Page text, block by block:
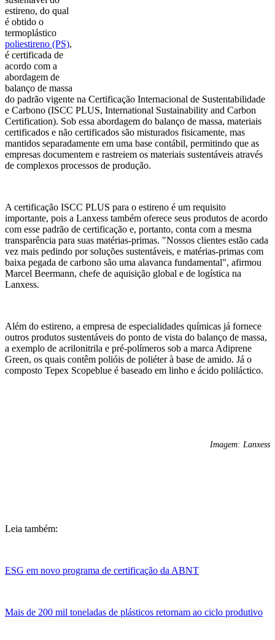
estireno, do qual
é obtido o
termoplástico
poliestireno (PS),
é certificada de
acordo com a
abordagem de
balanço de massa
do padrão vigente na Certificação Internacional de Sustentabilidade
e Carbono (ISCC PLUS, International Sustainability and Carbon
Certification). Sob essa abordagem do balanço de massa, materiais
certificados e não certificados são misturados fisicamente, mas
mantidos separadamente em uma base contábil, permitindo que as
empresas documentem e rastreiem os materiais sustentáveis através
de complexos processos de produção.
A certificação ISCC PLUS para o estireno é um requisito
importante, pois a Lanxess também oferece seus produtos de acordo
com esse padrão de certificação e, portanto, conta com a mesma
transparência para suas matérias-primas. "Nossos clientes estão cada
vez mais pedindo por soluções sustentáveis, e matérias-primas com
baixa pegada de carbono são uma alavanca fundamental", afirmou
Marcel Beermann, chefe de aquisição global e de logística na
Lanxess.
Além do estireno, a empresa de especialidades químicas já fornece
outros produtos sustentáveis do ponto de vista do balanço de massa,
a exemplo de acrilonitrila e pré-polímeros sob a marca Adiprene
Green, os quais contêm polióis de poliéter à base de amido. Já o
composto Tepex Scopeblue é baseado em linho e ácido poliláctico.
Imagem: Lanxess
Leia também:
ESG em novo programa de certificação da ABNT
Mais de 200 mil toneladas de plásticos retornam ao ciclo produtivo